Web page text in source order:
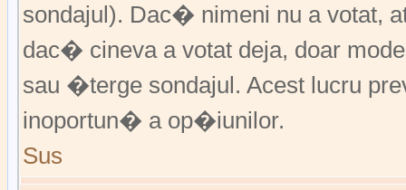
sondajul). Dac� nimeni nu a
dac� cineva a votat deja, doar
sau �terge sondajul. Acest lucru
inoportun� a op�iunilor.
Sus